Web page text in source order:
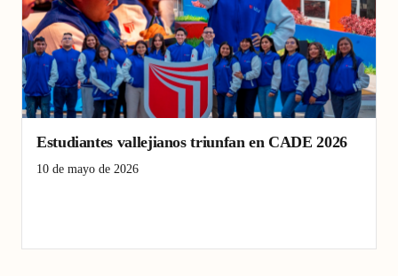
Estudiantes vallejianos triunfan en CADE 2026
10 de mayo de 2026